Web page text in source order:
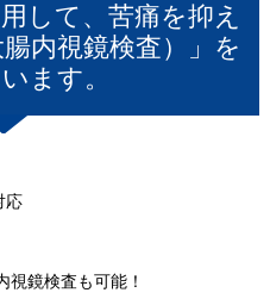
して、苦痛を抑え
内視鏡検査）」を
ます。
応
視鏡検査も可能！